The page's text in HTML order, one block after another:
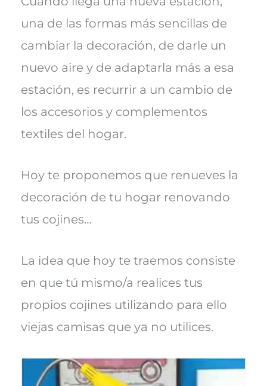
i
t
t
r
b
o
o
e
r
e
t
l
una de las formas más sencillas de
cambiar la decoración, de darle un
nuevo aire y de adaptarla más a esa
estación, es recurrir a un cambio de
los accesorios y complementos
textiles del hogar.
Hoy te proponemos que renueves la
decoración de tu hogar renovando
tus cojines…
La idea que hoy te traemos consiste
en que tú mismo/a realices tus
propios cojines utilizando para ello
viejas camisas que ya no utilices.